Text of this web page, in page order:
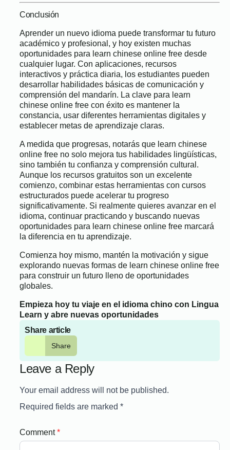
Conclusión
Aprender un nuevo idioma puede transformar tu futuro
académico y profesional, y hoy existen muchas
oportunidades para learn chinese online free desde
cualquier lugar. Con aplicaciones, recursos
interactivos y práctica diaria, los estudiantes pueden
desarrollar habilidades básicas de comunicación y
comprensión del mandarín. La clave para learn
chinese online free con éxito es mantener la
constancia, usar diferentes herramientas digitales y
establecer metas de aprendizaje claras.
A medida que progresas, notarás que learn chinese
online free no solo mejora tus habilidades lingüísticas,
sino también tu confianza y comprensión cultural.
Aunque los recursos gratuitos son un excelente
comienzo, combinar estas herramientas con cursos
estructurados puede acelerar tu progreso
significativamente. Si realmente quieres avanzar en el
idioma, continuar practicando y buscando nuevas
oportunidades para learn chinese online free marcará
la diferencia en tu aprendizaje.
Comienza hoy mismo, mantén la motivación y sigue
explorando nuevas formas de learn chinese online free
para construir un futuro lleno de oportunidades
globales.
Empieza hoy tu viaje en el idioma chino con Lingua
Learn y abre nuevas oportunidades
Share article
Share
Leave a Reply
Your email address will not be published.
Required fields are marked *
Comment *